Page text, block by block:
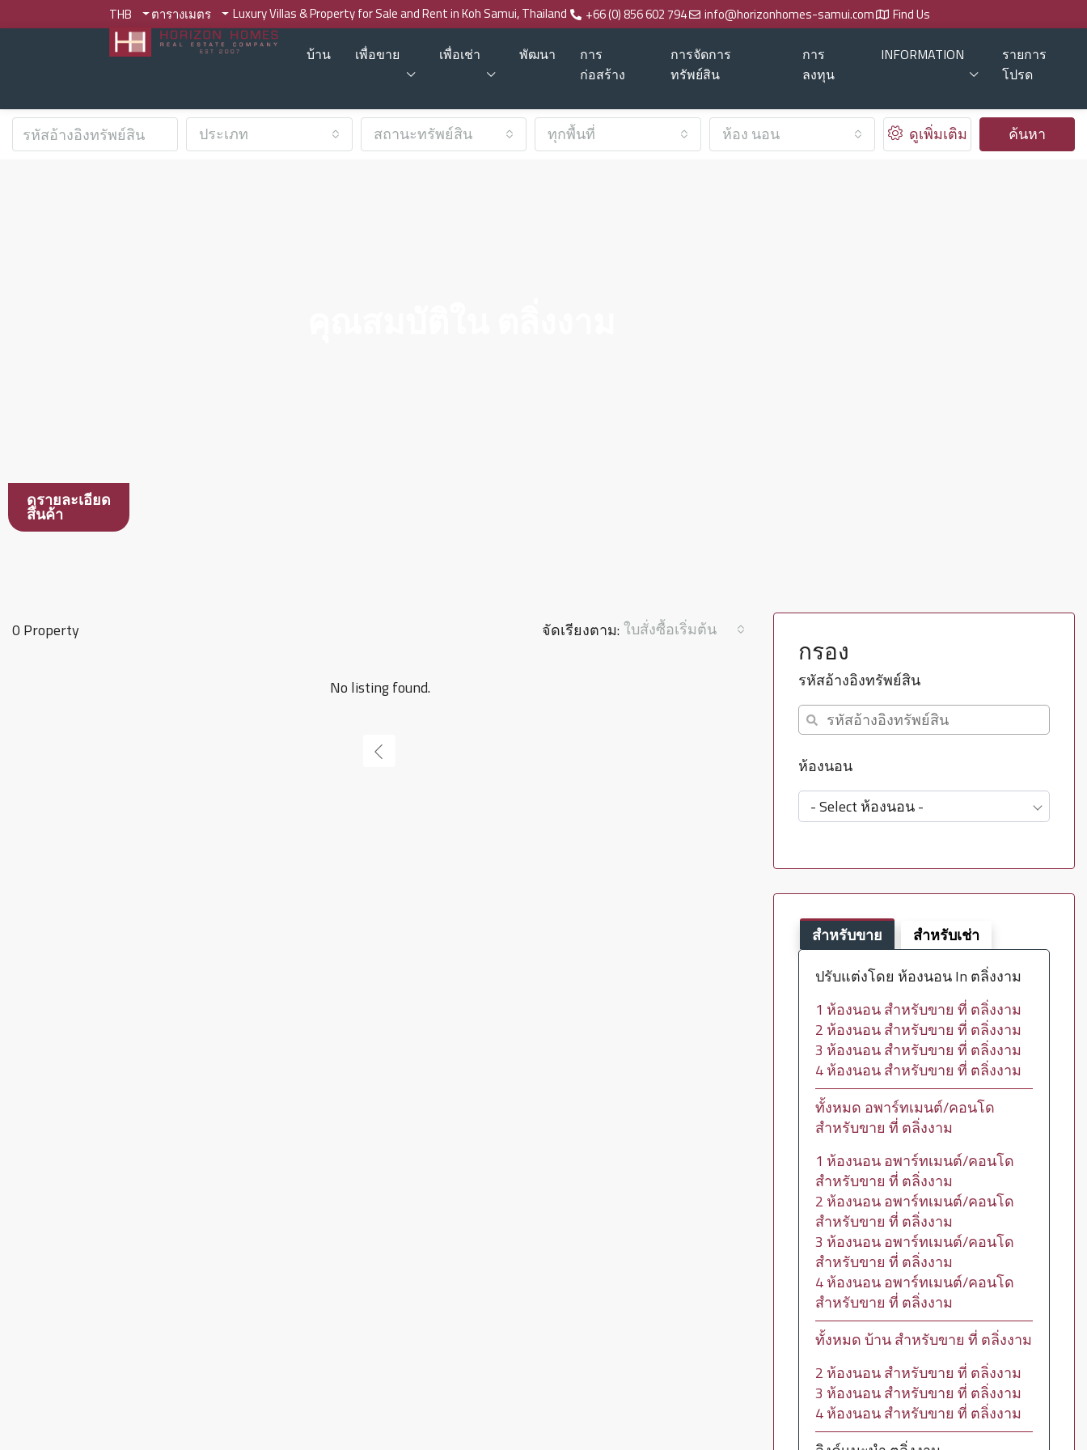
THB ตารางเมตร Luxury Villas & Property for Sale and Rent in Koh Samui, Thailand +66 (0) 856 602 794 info@horizonhomes-samui.com Find Us
บ้าน เพื่อขาย เพื่อเช่า พัฒนา
การ
ก่อสร้าง
การจัดการ
ทรัพย์สิน
การ
ลงทุน
INFORMATION
รายการ
โปรด
ประเภท สถานะทรัพย์สิน ทุกพื้นที่ ห้อง นอน ดูเพิ่มเติม ค้นหา
ดูรายละเอียด
สินค้า
0 Property จัดเรียงตาม:ใบสั่งซื้อเริ่มต้น
No listing found.
กรอง
รหัสอ้างอิงทรัพย์สิน
ห้องนอน
- Select ห้องนอน -
สำหรับขาย
สำหรับเช่า
ปรับแต่งโดย ห้องนอน In ตลิ่งงาม
1 ห้องนอน สำหรับขาย ที่ ตลิ่งงาม
2 ห้องนอน สำหรับขาย ที่ ตลิ่งงาม
3 ห้องนอน สำหรับขาย ที่ ตลิ่งงาม
4 ห้องนอน สำหรับขาย ที่ ตลิ่งงาม
ทั้งหมด อพาร์ทเมนต์/คอนโด
สำหรับขาย ที่ ตลิ่งงาม
1 ห้องนอน อพาร์ทเมนต์/คอนโด
สำหรับขาย ที่ ตลิ่งงาม
2 ห้องนอน อพาร์ทเมนต์/คอนโด
สำหรับขาย ที่ ตลิ่งงาม
3 ห้องนอน อพาร์ทเมนต์/คอนโด
สำหรับขาย ที่ ตลิ่งงาม
4 ห้องนอน อพาร์ทเมนต์/คอนโด
สำหรับขาย ที่ ตลิ่งงาม
ทั้งหมด บ้าน สำหรับขาย ที่ ตลิ่งงาม
2 ห้องนอน สำหรับขาย ที่ ตลิ่งงาม
3 ห้องนอน สำหรับขาย ที่ ตลิ่งงาม
4 ห้องนอน สำหรับขาย ที่ ตลิ่งงาม